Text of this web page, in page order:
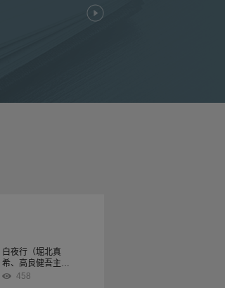
白夜行（堀北真
希、高良健吾主演
同名电影原著）
458